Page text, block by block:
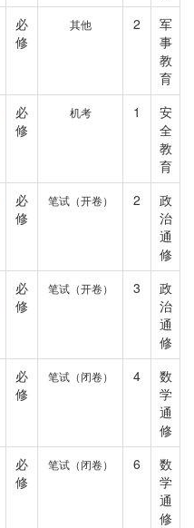
必
修
其他 2
军
事
教
育
必
修
机考 1
安
全
教
育
必
修
笔试（开卷） 2
政
治
通
修
必
修
笔试（开卷） 3
政
治
通
修
必
修
笔试（闭卷） 4
数
学
通
修
必
修
笔试（闭卷） 6
数
学
通
修